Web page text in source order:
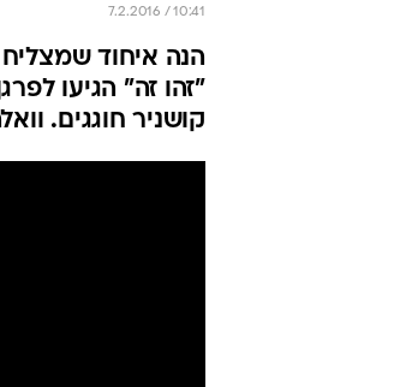
7.2.2016 / 10:41
הנה איחוד
"זהו זה" הגיעו
קושניר חוגגים.